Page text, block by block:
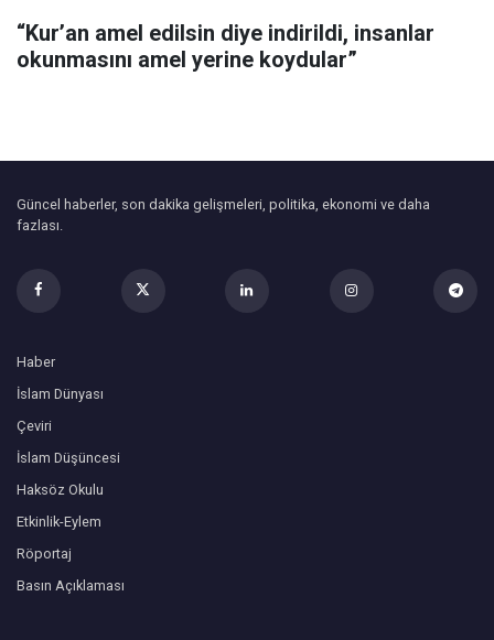
“Kur’an amel edilsin diye indirildi, insanlar
okunmasını amel yerine koydular”
Güncel haberler, son dakika gelişmeleri, politika, ekonomi ve daha
fazlası.
Haber
İslam Dünyası
Çeviri
İslam Düşüncesi
Haksöz Okulu
Etkinlik-Eylem
Röportaj
Basın Açıklaması